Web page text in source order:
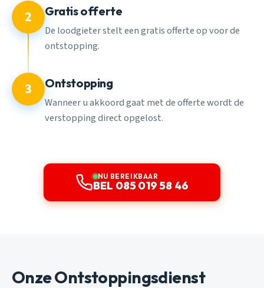
2 Gratis offerte
De loodgieter stelt een gratis offerte op voor de
ontstopping.
3 Ontstopping
Wanneer u akkoord gaat met de offerte wordt de
verstopping direct opgelost.
NU BEREIKBAAR
BEL 085 019 58 46
Onze Ontstoppingsdienst